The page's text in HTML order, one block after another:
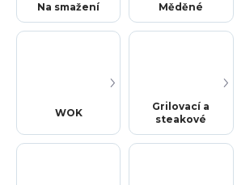
Na smažení Měděné
WOK
Grilovací a
steakové